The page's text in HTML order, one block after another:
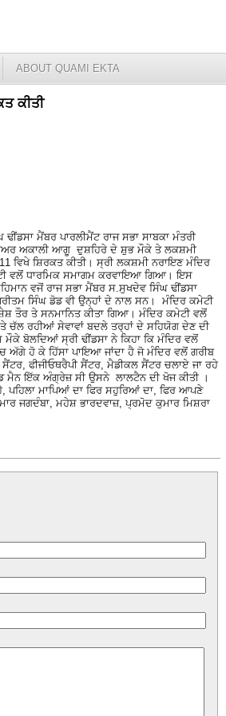
ABOUT QUAMI EKTA
ਕੀਤੀ
ਢੀਂਡਸਾ ਮੈਂਬਰ ਪਾਰਲੀਮੈਂਟ ਰਾਜ ਸਭਾ ਸਾਬਕਾ ਮੰਤਰੀ
ਅਕਾਲੀ ਆਗੂ ਦੁਸ਼ਹਿਰੇ ਦੇ ਸ਼ੁਭ ਮੌਕੇ ਤੇ ਲਕਸ਼ਮੀ
ਵਿਖੇ ਸ਼ਿਰਕਤ ਕੀਤੀ। ਸ੍ਰੀ ਲਕਸ਼ਮੀ ਨਰਾਇਣ ਮੰਦਿਰ
ਵਲੋਂ ਧਾਰਮਿਕ ਸਮਾਗਮ ਕਰਵਾਇਆ ਗਿਆ। ਇਸ
ਵਜੋਂ ਰਾਜ ਸਭਾ ਮੈਂਬਰ ਸ.ਸੁਖਦੇਵ ਸਿੰਘ ਢੀਂਡਸਾ
ਸਿੰਘ ਡੋਡ ਵੀ ਉਨ੍ਹਾਂ ਦੇ ਨਾਲ ਸਨ। ਮੰਦਿਰ ਕਮੇਟੀ
ਤੌਰ ਤੇ ਸਨਮਾਨਿਤ ਕੀਤਾ ਗਿਆ। ਮੰਦਿਰ ਕਮੇਟੀ ਵਲੋਂ
ਚੱਲ ਰਹੀਆਂ ਸੇਵਾਵਾਂ ਬਦਲੇ ਤਰ੍ਹਾਂ ਦੇ ਸਹਿਯੋਗ ਦੇਣ ਦੀ
ਬੋਲਦਿਆਂ ਸ੍ਰੀ ਢੀਂਡਸਾ ਨੇ ਕਿਹਾ ਕਿ ਮੰਦਿਰ ਵਲੋਂ
ਅੱਗੇ ਹੋ ਕੇ ਹਿੱਸਾ ਪਾਇਆ ਜਾਂਦਾ ਹੈ ਜੋ ਮੰਦਿਰ ਵਲੋਂ ਗਰੀਬ
ਫੀਜੀਓਥਰੈਪੀ ਸੈਂਟਰ, ਮੈਡੀਕਲ ਸੈਂਟਰ ਚਲਾਏ ਜਾ ਰਹੇ
ਮੈਨ ਇੱਕ ਅੰਗ੍ਰੇਜ਼ ਸੀ ਉਸਨੇ ਲਾਲਟੈਨ ਦੀ ਖੋਜ ਕੀਤੀ ।
ਮਾਪਿਆਂ ਦਾ ਫਿਰ ਸਹੁਰਿਆਂ ਦਾ, ਫਿਰ ਆਪਣੇ
ਜਗਦੰਬਾ, ਮਹੇਸ਼ ਭਾਰਦਵਾਜ਼, ਪ੍ਰਮੋਦ ਕੁਮਾਰ ਮਿਸ਼ਰਾ